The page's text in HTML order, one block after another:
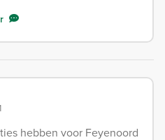
hebben voor Feyenoord